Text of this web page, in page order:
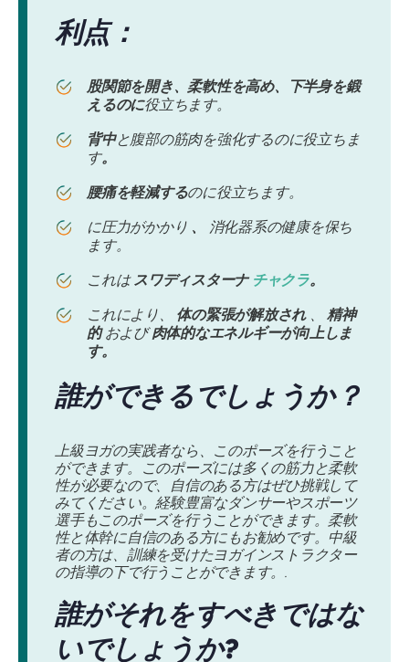
利点：
股関節を開き、柔軟性を高め、下半身を鍛
えるのに役立ちます。
背中と腹部の筋肉を強化するのに役立ちま
す。
腰痛を軽減するのに役立ちます。
に圧力がかかり 、
消化器系の健康を保ち
ます。
これはスワディスターナ チャクラ。
これにより、 体の緊張が解放され、精神
的および肉体的なエネルギーが向上しま
す。
誰ができるでしょうか？
上級ヨガの実践者なら、このポーズを行うこと
ができます。このポーズには多くの筋力と柔軟
性が必要なので、自信のある方はぜひ挑戦して
みてください。経験豊富なダンサーやスポーツ
選手もこのポーズを行うことができます。柔軟
性と体幹に自信のある方にもお勧めです。中級
者の方は、訓練を受けたヨガインストラクター
の指導の下で行うことができます。.
誰がそれをすべきではな
いでしょうか?